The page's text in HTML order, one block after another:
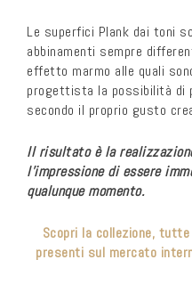
Le superfici Plank dai toni
abbinamenti sempre
effetto marmo alle quali
progettista la possibilità di
secondo il proprio gusto
Il risultato è la
l’impressione di essere
qualunque momento.
Scopri la collezione,
presenti sul mercato